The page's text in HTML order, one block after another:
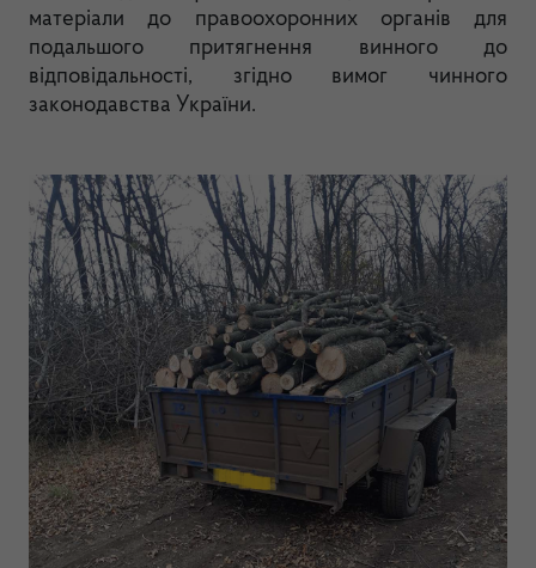
матеріали до правоохоронних органів для
подальшого притягнення винного до
відповідальності, згідно вимог чинного
законодавства України.